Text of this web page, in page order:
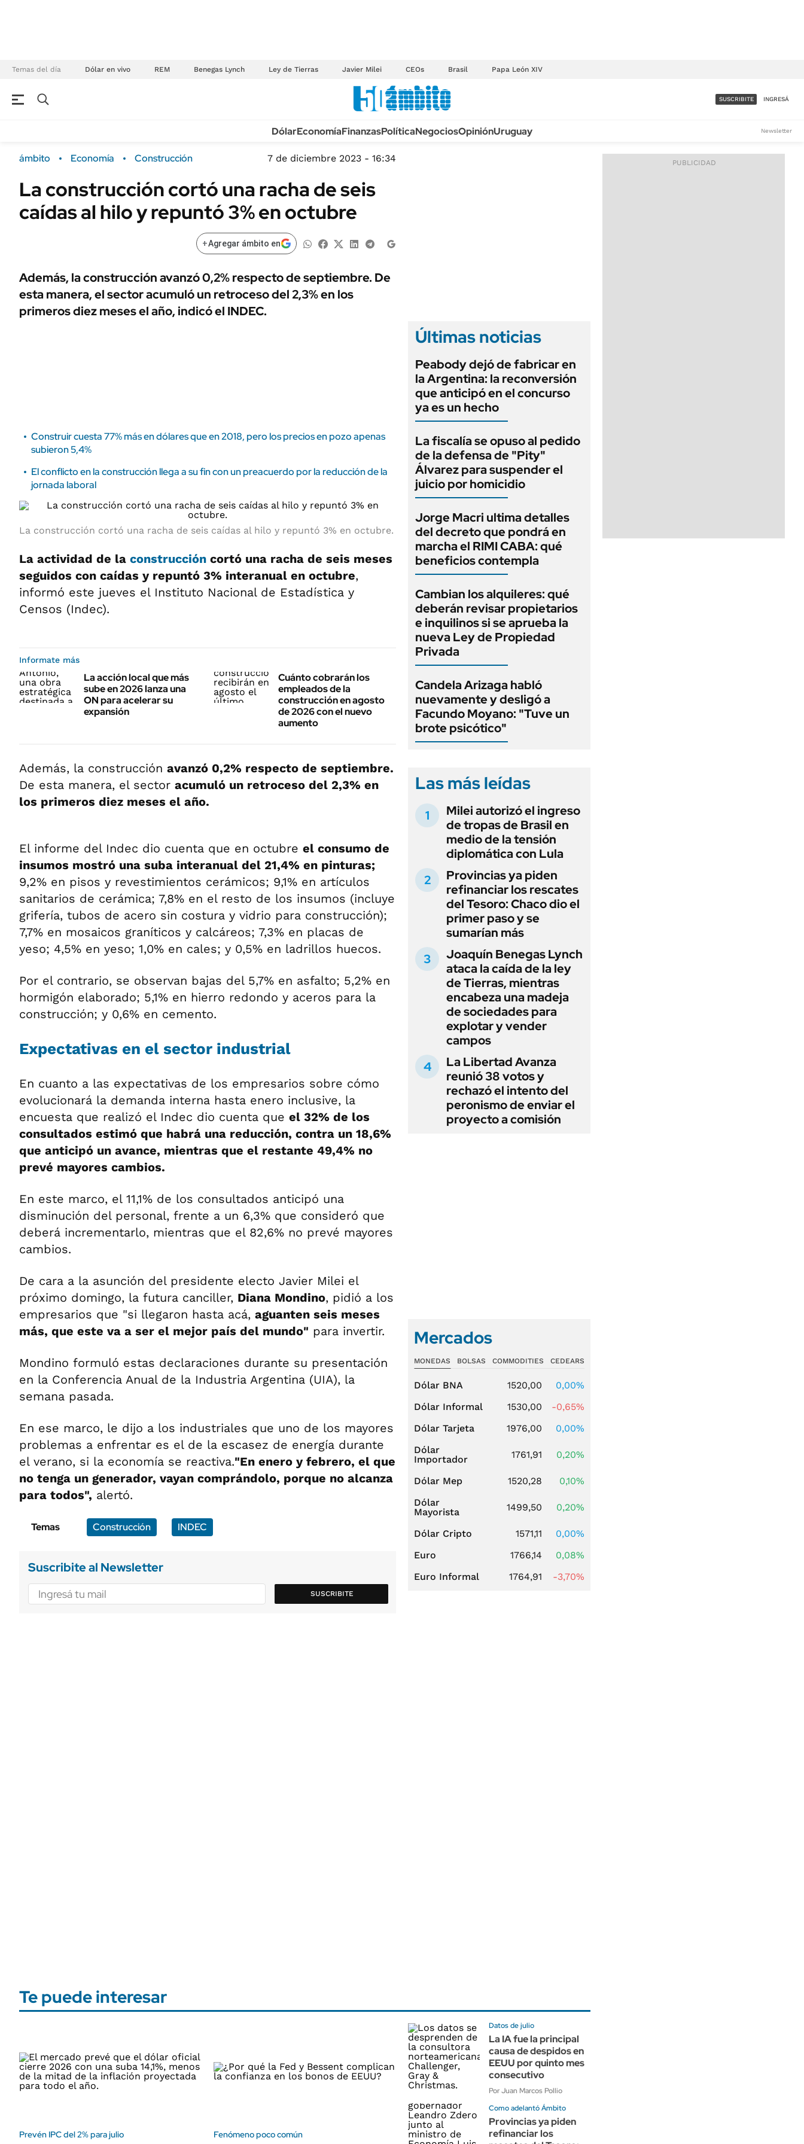
Temas del día Dólar en vivo REM Benegas Lynch Ley de Tierras Javier Milei CEOs Brasil Papa León XIV
Campo
FINANZAS
ÁMBITO DEBATE
MEDIAKIT AMBITO DEBATE
Sustentabilidad
ENERGY REPORT
POLÍTICA
URUGUAY
TECNOLOGÍA
MÉXICO
MUNDO
INFORMACIÓN GENERAL
LIFESTYLE
AUTOS
ACCESO FULL - $1.800/MES
SUSCRIBITE INGRESÁ
DólarEconomíaFinanzasPolíticaNegociosOpiniónUruguay Newsletter
ámbito Economía Construcción 7 de diciembre 2023 - 16:34
La construcción cortó una racha de seis
caídas al hilo y repuntó 3% en octubre
+Agregar ámbito en
Además, la construcción avanzó 0,2% respecto de septiembre. De
esta manera, el sector acumuló un retroceso del 2,3% en los
primeros diez meses el año, indicóel INDEC.
Construir cuesta 77% más en dólares que en 2018, pero los precios en pozo apenas
subieron 5,4%
El conflicto en la construcción llega a su fin con un preacuerdo por la reducción de la
jornada laboral
La construcción cortó una racha de seis caídas al hilo y repuntó 3% en octubre.
La actividad de la construcción cortó una racha de seis meses
seguidos con caídas y repuntó 3% interanual en octubre,
informó este jueves el Instituto Nacional de Estadística y
Censos (Indec).
Informate más
La acción local que más
sube en 2026 lanza una
ON para acelerar su
expansión
Cuánto cobrarán los
empleados de la
construcción en agosto
de 2026 con el nuevo
aumento
Además, la construcción avanzó 0,2% respecto de septiembre.
De esta manera, el sector acumuló un retroceso del 2,3% en
los primeros diez meses el año.
El informe del Indec dio cuenta que en octubre el consumo de
insumos mostró una suba interanual del 21,4% en pinturas;
9,2% en pisos y revestimientos cerámicos; 9,1% en artículos
sanitarios de cerámica; 7,8% en el resto de los insumos (incluye
grifería, tubos de acero sin costura y vidrio para construcción);
7,7% en mosaicos graníticos y calcáreos; 7,3% en placas de
yeso; 4,5% en yeso; 1,0% en cales; y 0,5% en ladrillos huecos.
Por el contrario, se observan bajas del 5,7% en asfalto; 5,2% en
hormigón elaborado; 5,1% en hierro redondo y aceros para la
construcción; y 0,6% en cemento.
Expectativas en el sector industrial
En cuanto a las expectativas de los empresarios sobre cómo
evolucionará la demanda interna hasta enero inclusive, la
encuesta que realizó el Indec dio cuenta que el 32% de los
consultados estimó que habrá una reducción, contra un 18,6%
que anticipó un avance, mientras que el restante 49,4% no
prevé mayores cambios.
En este marco, el 11,1% de los consultados anticipó una
disminución del personal, frente a un 6,3% que consideró que
deberá incrementarlo, mientras que el 82,6% no prevé mayores
cambios.
De cara a la asunción del presidente electo Javier Milei el
próximo domingo, la futura canciller, Diana Mondino, pidió a los
empresarios que "si llegaron hasta acá, aguanten seis meses
más, que este va a ser el mejor país del mundo" para invertir.
Mondino formuló estas declaraciones durante su presentación
en la Conferencia Anual de la Industria Argentina (UIA), la
semana pasada.
En ese marco, le dijo a los industriales que uno de los mayores
problemas a enfrentar es el de la escasez de energía durante
el verano, si la economía se reactiva."En enero y febrero, el que
no tenga un generador, vayan comprándolo, porque no alcanza
para todos", alertó.
Temas Construcción INDEC
Suscribite al Newsletter
SUSCRIBITE
Últimas noticias
Peabody dejó de fabricar en
la Argentina: la reconversión
que anticipó en el concurso
ya es un hecho
La fiscalía se opuso al pedido
de la defensa de "Pity"
Álvarez para suspender el
juicio por homicidio
Jorge Macri ultima detalles
del decreto que pondrá en
marcha el RIMI CABA: qué
beneficios contempla
Cambian los alquileres: qué
deberán revisar propietarios
e inquilinos si se aprueba la
nueva Ley de Propiedad
Privada
Candela Arizaga habló
nuevamente y desligó a
Facundo Moyano: "Tuve un
brote psicótico"
Las más leídas
Milei autorizó el ingreso
de tropas de Brasil en
medio de la tensión
diplomática con Lula
Provincias ya piden
refinanciar los rescates
del Tesoro: Chaco dio el
primer paso y se
sumarían más
Joaquín Benegas Lynch
ataca la caída de la ley
de Tierras, mientras
encabeza una madeja
de sociedades para
explotar y vender
campos
La Libertad Avanza
reunió 38 votos y
rechazó el intento del
peronismo de enviar el
proyecto a comisión
Mercados
MONEDAS BOLSAS COMMODITIES CEDEARS
Dólar BNA 1520,00
0,00%
Dólar Informal
1530,00
-0,65%
Dólar Tarjeta
1976,00
0,00%
Dólar
Importador
1761,91 0,20%
Dólar Mep 1520,28
0,10%
Dólar
Mayorista
1499,50 0,20%
Dólar Cripto 1571,11
0,00%
Euro
1766,14
0,08%
Euro Informal
1764,91 -3,70%
Te puede interesar
Prevén IPC del 2% para julio Fenómeno poco común
Datos de julio
La IA fue la principal
causa de despidos en
EEUU por quinto mes
consecutivo
Por Juan Marcos Pollio
Como adelantó Ámbito
Provincias ya piden
refinanciar los